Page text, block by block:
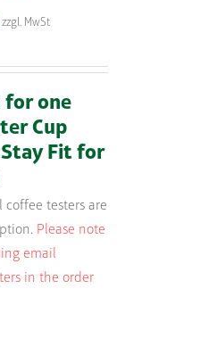
zzgl. MwSt
for one
Cup
Fit for
testers are
Please note
email
in the order